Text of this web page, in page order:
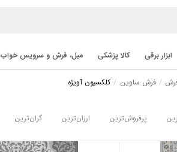
ابزار برقی کالا پزشکی مبل، فرش و سرویس خواب
فرش ساوین کلکسیون آویژه
پرفروش‌ترین ارزان‌ترین گران‌ترین